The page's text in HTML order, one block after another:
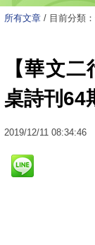
所有文章 / 目前分類
【華文
桌詩刊64
2019/12/11 08:34:46